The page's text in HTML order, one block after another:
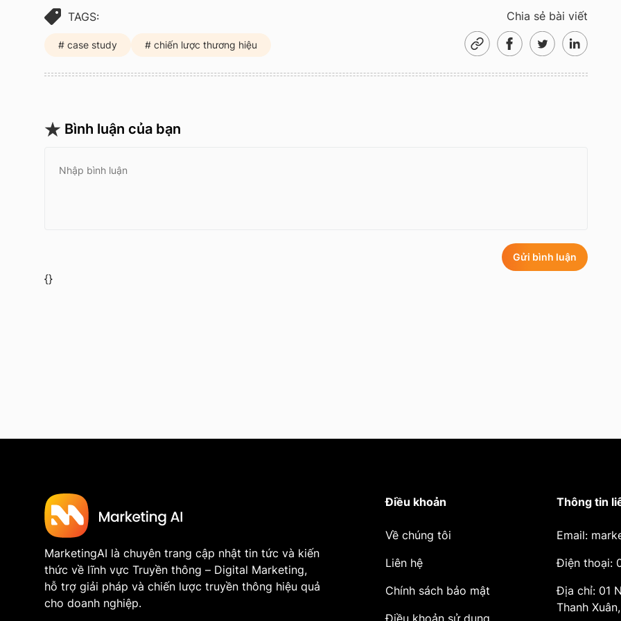
TAGS:
case study chiến lược thương hiệu
Chia sẻ bài viết
Bình luận của bạn
Gửi bình luận
{}
MarketingAI là chuyên trang cập nhật tin tức và kiến
thức về lĩnh vực Truyền thông – Digital Marketing,
hỗ trợ giải pháp và chiến lược truyền thông hiệu quả
cho doanh nghiệp.
Điều khoản
Về chúng tôi
Liên hệ
Chính sách bảo mật
Thông tin
Email:
Điện thoại:
Địa chỉ: 01
Thanh